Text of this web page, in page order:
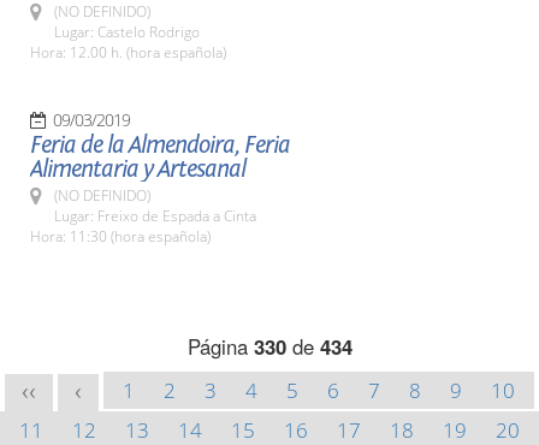
(NO DEFINIDO)
Lugar: Castelo Rodrigo
Hora: 12.00 h. (hora española)
09/03/2019
Feria de la Almendoira, Feria
Alimentaria y Artesanal
(NO DEFINIDO)
Lugar: Freixo de Espada a Cinta
Hora: 11:30 (hora española)
Página 330de 434
<< < 1 2 3 4 5 6 7 8 9
10
11
12 13 14 15 16 17 18 19
20